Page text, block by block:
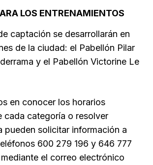
LOS ENTRENAMIENTOS
captación se desarrollarán en
de la ciudad: el Pabellón Pilar
y el Pabellón Victorine Le
en conocer los horarios
cada categoría o resolver
pueden solicitar información a
600 279 196 y 646 777
el correo electrónico